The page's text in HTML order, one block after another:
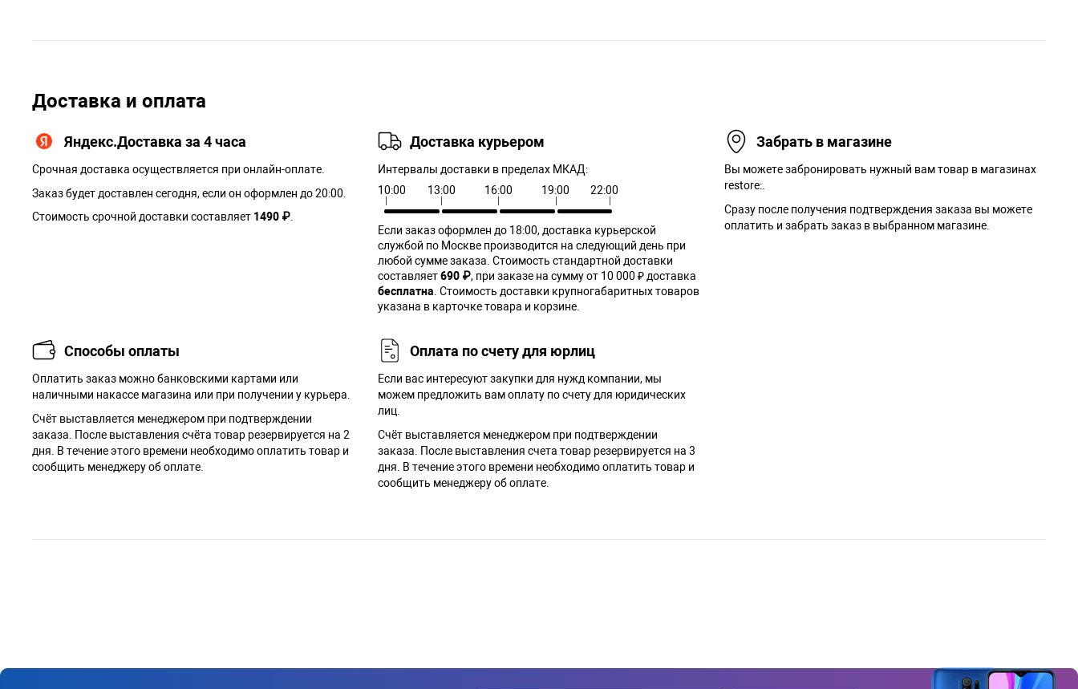
Доставка и оплата
Яндекс.Доставка за 4 часа
Срочная доставка осуществляется при онлайн-оплате.
Заказ будет доставлен сегодня, если он оформлен до 20:00.
Стоимость срочной доставки составляет 1490 ₽
Доставка курьером
Интервалы доставки в пределах МКАД:
10:00
13:00 16:00 19:00 22:00
Если заказ оформлен до 18:00, доставка курьерской
службой по Москве производится на следующий день при
любой сумме заказа. Cтоимость стандартной доставки
составляет690 ₽, при заказе на сумму от 10 000 ₽ доставка
бесплатна . Стоимость доставки крупногабаритных товаров
указана в карточке товара и корзине.
Забрать в магазине
Вы можете забронировать нужный вам товар в магазинах
restore:.
Сразу после получения подтверждения заказа вы можете
оплатить и забрать заказ в выбранном магазине.
Способы оплаты
Оплатить заказ можно банковскими картами или
наличными накассе магазина или при получении у курьера.
Cчёт выставляется менеджером при подтверждении
заказа. После выставления счёта товар резервируется на 2
дня. В течение этого времени необходимо оплатить товар и
сообщить менеджеру об оплате.
Оплата по счету для юрлиц
Если вас интересуют закупки для нужд компании, мы
можем предложить вам оплату по счету для юридических
лиц.
Счёт выставляется менеджером при подтверждении
заказа. После выставления счета товар резервируется на 3
дня. В течение этого времени необходимо оплатить товар и
сообщить менеджеру об оплате.